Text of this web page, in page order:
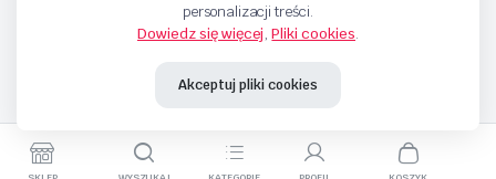
Metody Płatnosci
personalizacji treści.
Dowiedz się więcej,Pliki cookies.
Akceptuj pliki cookies